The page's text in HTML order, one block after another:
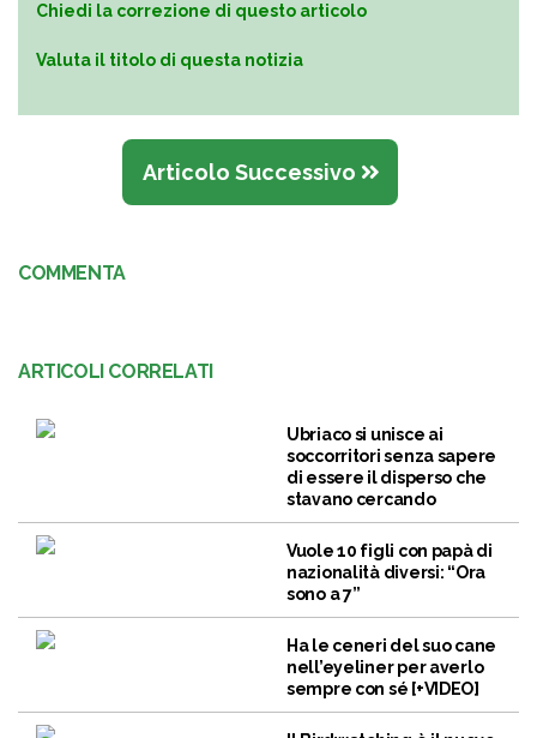
Chiedi la correzione di questo articolo
Valuta il titolo di questa notizia
Articolo Successivo
COMMENTA
ARTICOLI CORRELATI
Ubriaco si unisce ai
soccorritori senza sapere
di essere il disperso che
stavano cercando
Vuole 10 figli con papà di
nazionalità diversi: “Ora
sono a 7”
Ha le ceneri del suo cane
nell’eyeliner per averlo
sempre con sé [+VIDEO]